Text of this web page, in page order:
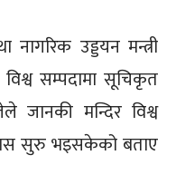
उड्डयन मन्त्री
सम्पदामा सूचिकृत
मन्दिर विश्व
सुरु भइसकेको बताए